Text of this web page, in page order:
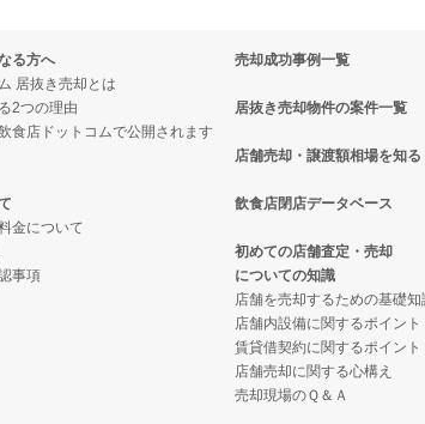
覧
案件一覧
物件の案件一覧
る方へ
居抜き売却とは
2つの理由
食店ドットコムで公開されます
金について
事項
売却成功事例一覧
居抜き売却物件の案件一覧
店舗売却・譲渡額相場を知る
飲食店閉店データベース
初めての店舗査定・売却
についての知識
店舗を売却するための基礎知
店舗内設備に関するポイント
賃貸借契約に関するポイント
店舗売却に関する心構え
売却現場のＱ＆Ａ